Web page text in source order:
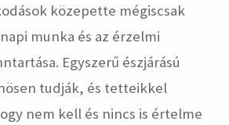
közepette mégiscsak
munka és az érzelmi
Egyszerű észjárású
tudják, és tetteikkel
nem kell és nincs is értelme